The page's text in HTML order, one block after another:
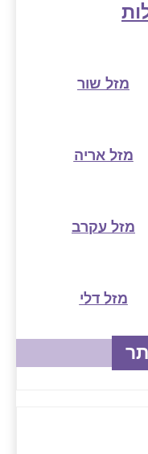
מזל שור
מזל אריה
מזל עקרב
מזל דלי